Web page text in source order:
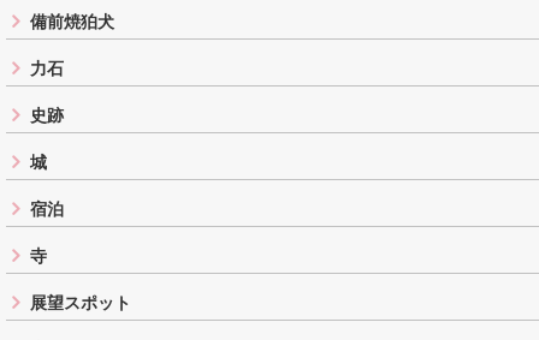
備前焼狛犬
力石
史跡
城
宿泊
寺
展望スポット